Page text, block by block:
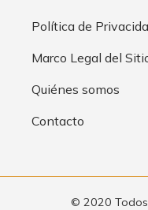
Política de
Marco Legal del
Quiénes somos
Contacto
© 2020 Todos